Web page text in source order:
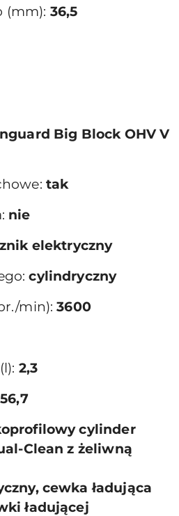
(mm): 36,5
Big Block OHV V
tak
nie
elektryczny
cylindryczny
min):3600
2,3
56,7
cylinder
Clean z żeliwną
cewka ładująca
ładującej